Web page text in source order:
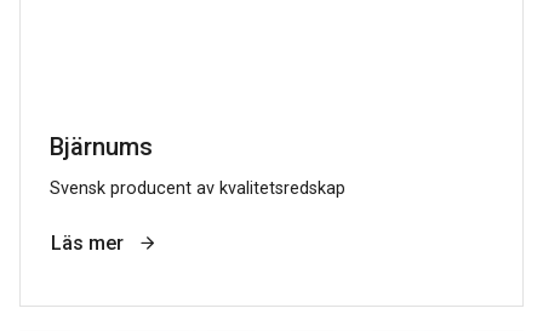
Bjärnums
Svensk producent av kvalitetsredskap
Läs mer